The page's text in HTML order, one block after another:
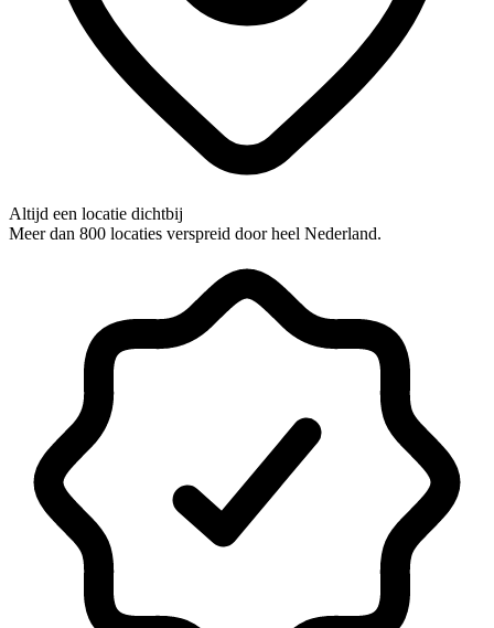
Altijd een locatie dichtbij
Meer dan 800 locaties verspreid door heel Nederland.